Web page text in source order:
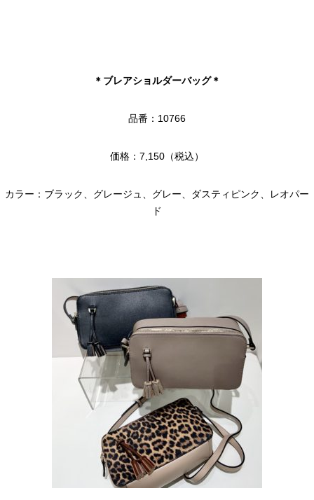
＊ブレアショルダーバッグ＊
品番：10766
価格：7,150（税込）
カラー：ブラック、グレージュ、グレー、ダスティピンク、レオパー
ド